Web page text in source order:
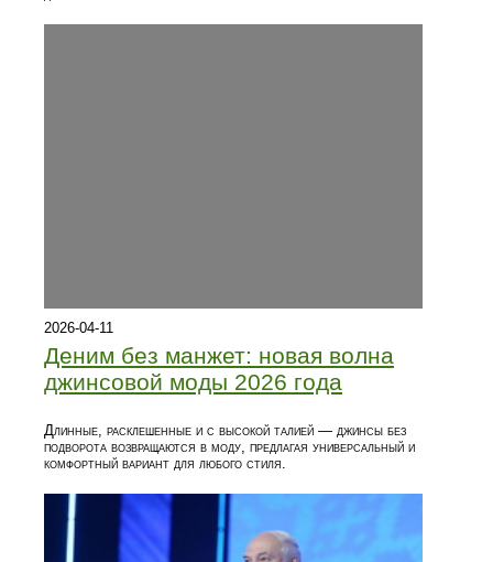
2026-04-11
Деним без манжет: новая волна
джинсовой моды 2026 года
Длинные, расклешенные и с высокой талией — джинсы без
подворота возвращаются в моду, предлагая универсальный и
комфортный вариант для любого стиля.